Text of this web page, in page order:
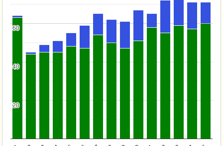
20
20
40
40
60
60